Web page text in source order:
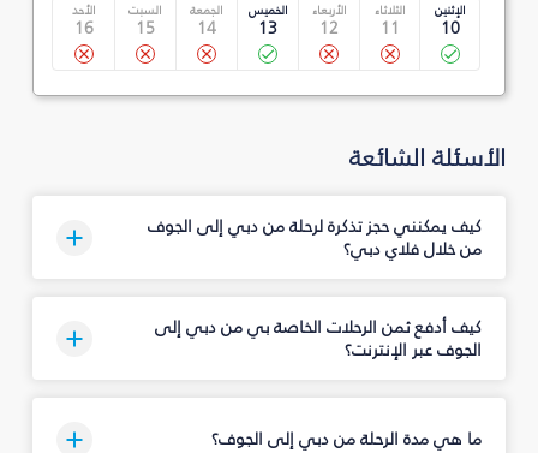
الإثنين
10
الثلاثاء
11
الأربعاء
12
الخميس
13
الجمعة
14
السبت
15
الأحد
16
الأسئلة الشائعة
كيف يمكنني حجز تذكرة لرحلة من دبي إلى الجوف
من خلال فلاي دبي؟
كيف أدفع ثمن الرحلات الخاصة بي من دبي إلى
الجوف عبر الإنترنت؟
ما هي مدة الرحلة من دبي إلى الجوف؟